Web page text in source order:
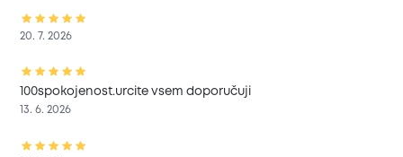
20. 7. 2026
100spokojenost.urcite vsem doporučuji
13. 6. 2026